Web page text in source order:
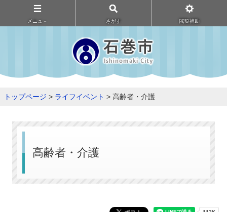
メニュ－ さがす 閲覧補助
トップページ > ライフイベント > 高齢者・介護
高齢者・介護